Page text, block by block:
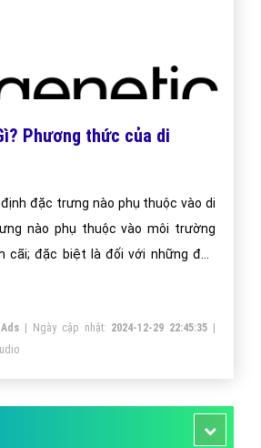
Phương thức của di
đặc trưng nào phụ thuộc vào di
nào phụ thuộc vào môi trường
cãi; đặc biệt là đối với những đặc
| Ngày cập nhật: 2024-12-29 22:45:35